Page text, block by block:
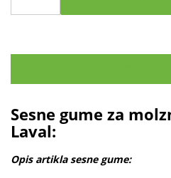
Sesne gume za
Laval:
Opis artikla sesne gume: